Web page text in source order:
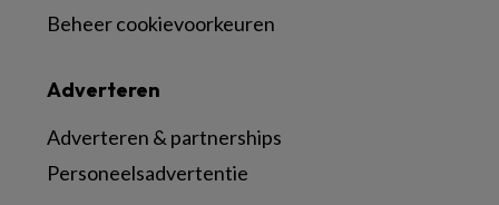
Adverteren
Adverteren & partnerships
Personeelsadvertentie
Beheer cookievoorkeuren